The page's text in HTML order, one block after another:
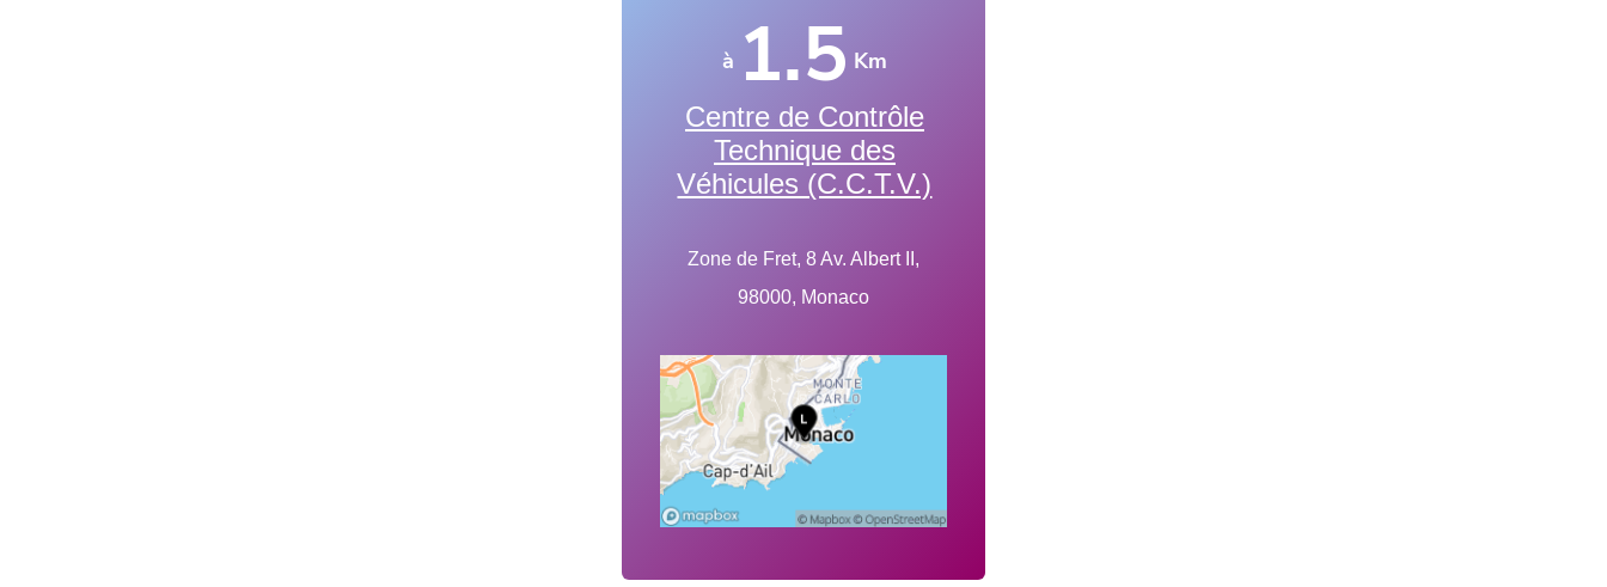
à 1.5 Km
Centre de Contrôle
Technique des
Véhicules (C.C.T.V.)
Zone de Fret, 8 Av. Albert II,
98000, Monaco